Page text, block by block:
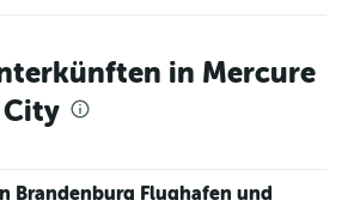
in Mercure
Brandenburg Flughafen und